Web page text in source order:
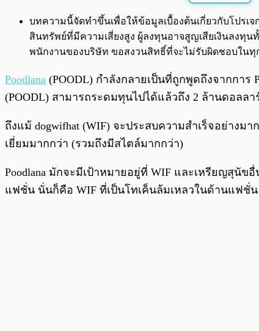
พร้อมเล่น
บทความนี้จัดทำขึ้นเพื่อให้ข้อมูลเบื้องต้นเกี่ยวกับโปรเ
สินทรัพย์ที่มีความเสี่ยงสูง ผู้ลงทุนอาจสูญเสียเงินลงทุ
พนักงานของบริษัท ขอสงวนสิทธิ์ที่จะไม่รับผิดชอบใน
Poodlana (POODL) กำลังกลายเป็นที่ถูกพูดถึงจากการ
(POODL) สามารถระดมทุนไปได้แล้วถึง 2 ล้านดอลล
ถึงแม้ dogwifhat (WIF) จะประสบความสำเร็จอย่างม
เยี่ยมมากกว่า (รวมถึงมีสไตล์มากกว่า)
Poodlana มักจะมีเป้าหมายอยู่ที่ WIF และเหรียญสุนั
แฟชั่น นั่นก็คือ WIF ที่เป็นโทเค็นล้มเหลวในด้านแฟชั่น